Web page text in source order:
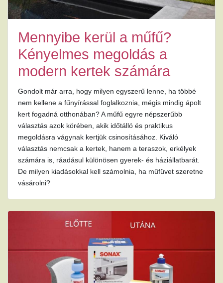
Mennyibe kerül a műfű?
Kényelmes megoldás a
modern kertek számára
Gondolt már arra, hogy milyen egyszerű lenne, ha többé
nem kellene a fűnyírással foglalkoznia, mégis mindig ápolt
kert fogadná otthonában? A műfű egyre népszerűbb
választás azok körében, akik időtálló és praktikus
megoldásra vágynak kertjük csinosításához. Kiváló
választás nemcsak a kertek, hanem a teraszok, erkélyek
számára is, ráadásul különösen gyerek- és háziállatbarát.
De milyen kiadásokkal kell számolnia, ha műfüvet szeretne
vásárolni?